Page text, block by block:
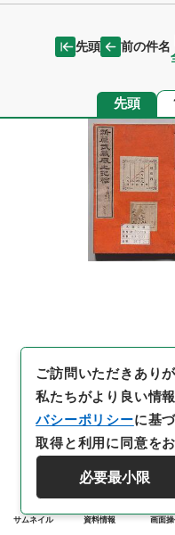
先頭 前の件名
先頭 ペ
サムネイル 資料情報 画面
ご訪問いただきあり
私たちがより良い情
バシーポリシーに基
取得と利用に同意を
必要最小限